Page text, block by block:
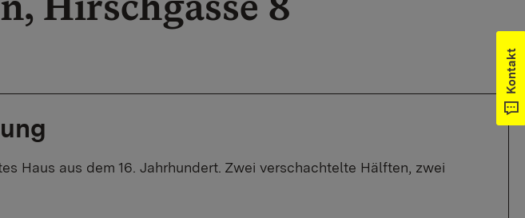
Haus aus dem 16. Jahrhundert. Zwei verschachtelte Hälften, zwei
Kontakt